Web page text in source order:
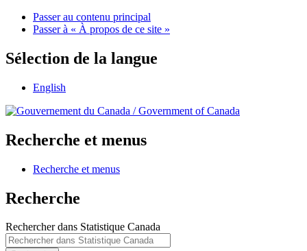
Passer au contenu principal
Passer à « À propos de ce site »
Sélection de la langue
English
/Government of Canada
Recherche et menus
Recherche et menus
Recherche
Rechercher dans Statistique Canada